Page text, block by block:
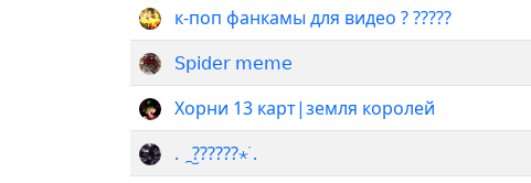
к‐поп фанкамы для видео ? ?????
𝖲𝗉𝗂𝖽𝖾𝗋 𝗆𝖾𝗆𝖾
Хорни 13 карт|земля королей
‌‌.‌‌‌‌‌‌ ‌‌ ‌‌‌ ‌︪︩??????⋆ ࣪.